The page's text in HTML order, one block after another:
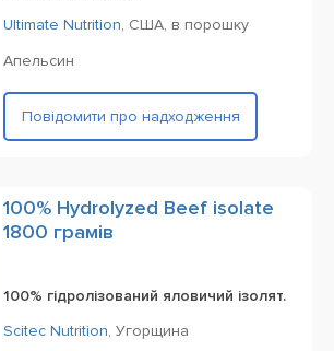
Ultimate Nutrition, США, в порошку
Апельсин
Повідомити про надходження
100% Hydrolyzed Beef isolate
1800 грамів
100% гідролізований яловичий ізолят.
Scitec Nutrition, Угорщина